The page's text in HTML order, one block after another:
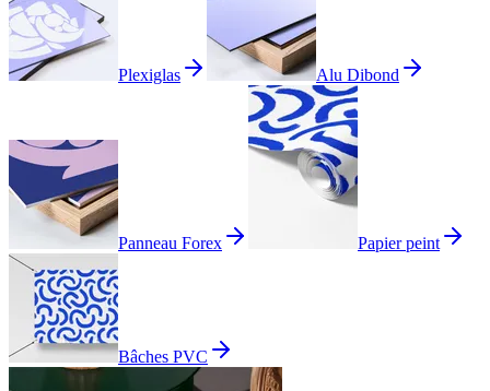
Plexiglas Alu Dibond
Panneau Forex Papier peint
Bâches PVC